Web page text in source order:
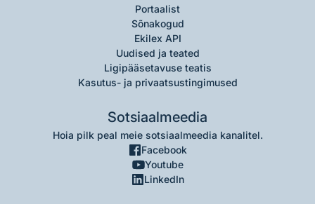
Portaalist
Sõnakogud
Ekilex API
Uudised ja teated
Ligipääsetavuse teatis
Kasutus- ja privaatsustingimused
Sotsiaalmeedia
Hoia pilk peal meie sotsiaalmeedia kanalitel.
Facebook
Youtube
LinkedIn